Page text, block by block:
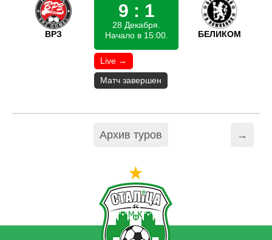
ВРЗ
9 : 1
28 Декабря.
Начало в 15:00.
Live →
Матч завершен
БЕЛИКОМ
Архив туров →